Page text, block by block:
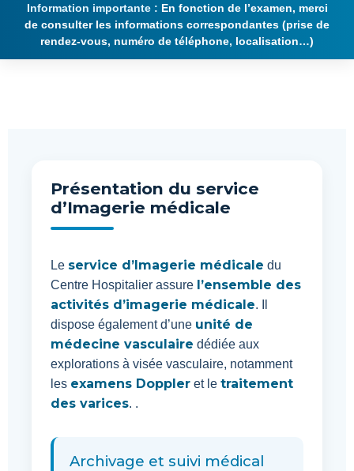
Information importante : En fonction de l’examen, merci
de consulter les informations correspondantes (prise de
rendez-vous, numéro de téléphone, localisation…)
Présentation du service
d’Imagerie médicale
Le service d’Imagerie médicale du
Centre Hospitalier assure l’ensemble des
activités d’imagerie médicale. Il
dispose également d’une unité de
médecine vasculaire dédiée aux
explorations à visée vasculaire, notamment
les examens Doppleret le traitement
des varices. .
Archivage et suivi médical